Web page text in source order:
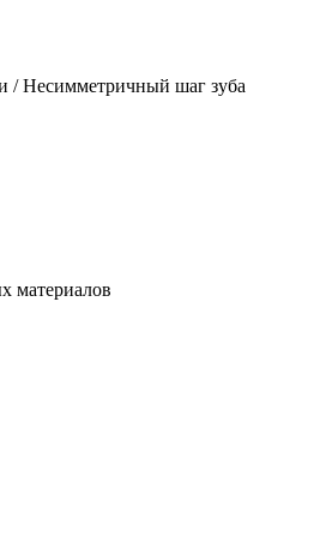
/ Несимметричный шаг зуба
материалов